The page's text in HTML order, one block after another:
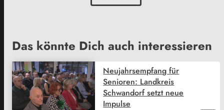
Das könnte Dich auch interessieren
Neujahrsempfang für
Senioren: Landkreis
Schwandorf setzt neue
Impulse